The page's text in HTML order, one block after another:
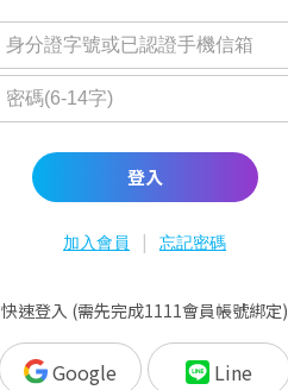
登入
加入會員 | 忘記密碼
快速登入 (需先完成1111會員帳號綁定)
Google Line